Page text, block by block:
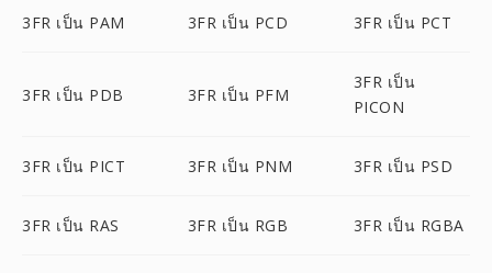
3FR เป็น PAM 3FR เป็น PCD 3FR เป็น PCT
3FR เป็น PDB 3FR เป็น PFM
3FR เป็น
PICON
3FR เป็น PICT 3FR เป็น PNM 3FR เป็น PSD
3FR เป็น RAS 3FR เป็น RGB 3FR เป็น RGBA